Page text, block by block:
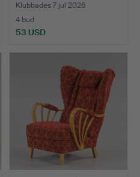
Klubbades 7 jul 2026
4 bud
53 USD